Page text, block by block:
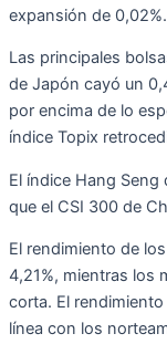
expansión de 0,02%.
Las principales
de Japón cayó un
por encima de lo
índice Topix
El índice Hang
que el CSI 300 de
El rendimiento de
4,21%, mientras los
corta. El
línea con los